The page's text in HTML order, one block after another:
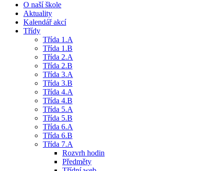
O naší škole
Aktuality
Kalendář akcí
Třídy
Třída 1.A
Třída 1.B
Třída 2.A
Třída 2.B
Třída 3.A
Třída 3.B
Třída 4.A
Třída 4.B
Třída 5.A
Třída 5.B
Třída 6.A
Třída 6.B
Třída 7.A
Rozvrh hodin
Předměty